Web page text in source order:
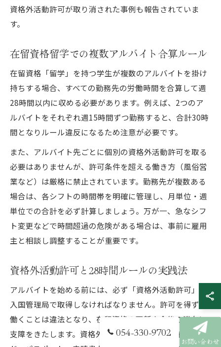
資格外活動許可が取り消された事例も報告されていま
す。
在留資格留学での複数アルバイト合算ルール
在留資格「留学」を持つ学生が複数のアルバイトを掛け
持ちする場合、すべての勤務先の労働時間を合算して週
28時間以内に収める必要があります。例えば、2つのア
ルバイトをそれぞれ週15時間ずつ勤務すると、合計30時
間となりルール違反になるため注意が必要です。
また、アルバイト先ごとに個別の資格外活動許可を取る
必要はありませんが、許可条件を超える働き方（風俗営
業など）は厳格に禁止されています。勤務先が複数ある
場合は、各シフトの時間帯を明確に管理し、月単位・週
単位での合計を必ず計算しましょう。万が一、急なシフ
ト変更などで時間超過の危険がある場合は、事前に雇用
主と相談し調整することが重要です。
資格外活動許可と28時間ルールの実践法
アルバイトを始める前には、必ず「資格外活動許可」を
入国管理局で取得しなければなりません。許可を得ずに
働くことは違法となり、在留資格の更新や今後の滞在に
支障をきたします。資格外活動許可申請には、在留カー
054-330-9702
お問い合わせ